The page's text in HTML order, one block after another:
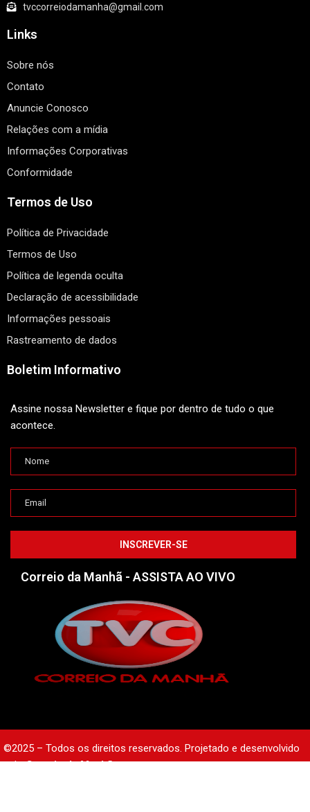
tvccorreiodamanha@gmail.com
Links
Sobre nós
Contato
Anuncie Conosco
Relações com a mídia
Informações Corporativas
Conformidade
Termos de Uso
Política de Privacidade
Termos de Uso
Política de legenda oculta
Declaração de acessibilidade
Informações pessoais
Rastreamento de dados
Boletim Informativo
Assine nossa Newsletter e fique por dentro de tudo o que
acontece.
Correio da Manhã - ASSISTA AO VIVO
©2025 – Todos os direitos reservados. Projetado e desenvolvido
peloCorreio da Manhã.